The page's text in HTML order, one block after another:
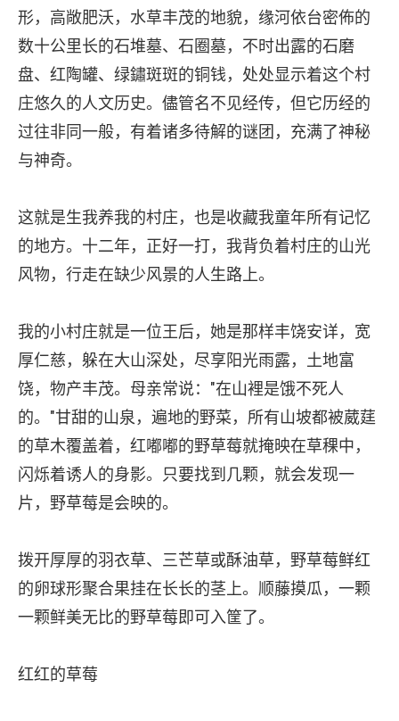
形，高敞肥沃，水草丰茂的地貌，缘河依台密佈的
数十公里长的石堆墓、石圈墓，不时出露的石磨
盘、红陶罐、绿鏽斑斑的铜钱，处处显示着这个村
庄悠久的人文历史。儘管名不见经传，但它历经的
过往非同一般，有着诸多待解的谜团，充满了神秘
与神奇。
这就是生我养我的村庄，也是收藏我童年所有记忆
的地方。十二年，正好一打，我背负着村庄的山光
风物，行走在缺少风景的人生路上。
我的小村庄就是一位王后，她是那样丰饶安详，宽
厚仁慈，躲在大山深处，尽享阳光雨露，土地富
饶，物产丰茂。母亲常说："在山裡是饿不死人
的。"甘甜的山泉，遍地的野菜，所有山坡都被葳莛
的草木覆盖着，红嘟嘟的野草莓就掩映在草稞中，
闪烁着诱人的身影。只要找到几颗，就会发现一
片，野草莓是会映的。
拨开厚厚的羽衣草、三芒草或酥油草，野草莓鲜红
的卵球形聚合果挂在长长的茎上。顺藤摸瓜，一颗
一颗鲜美无比的野草莓即可入筐了。
红红的草莓